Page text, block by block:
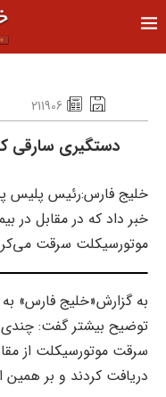
211906
دستگیری سارقی
خلیج فارس:رئیس پلیس
خبر داد که در مقابل در
موتورسیکلت سرقت
به گزارش«خلیج فارس» به
توضیح بیشتر گفت: چندی
سرقت موتورسیکلت از
دریافت کردند و بر